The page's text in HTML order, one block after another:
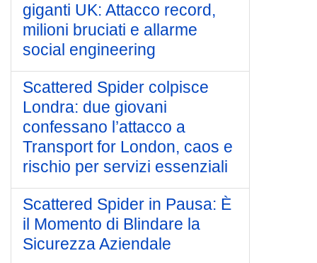
giganti UK: Attacco record,
milioni bruciati e allarme
social engineering
Scattered Spider colpisce
Londra: due giovani
confessano l’attacco a
Transport for London, caos e
rischio per servizi essenziali
Scattered Spider in Pausa: È
il Momento di Blindare la
Sicurezza Aziendale